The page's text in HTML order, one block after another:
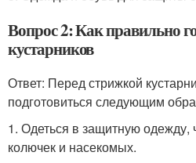
Вопрос 2: Как правильно
кустарников
Ответ: Перед стрижкой
подготовиться следующим
1. Одеться в защитную одежду,
колючек и насекомых.